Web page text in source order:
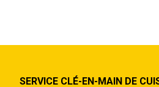
SERVICE CLÉ-EN-MAIN DE